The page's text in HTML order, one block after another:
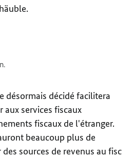
désormais décidé facilitera
aux services fiscaux
fiscaux de l'étranger.
beaucoup plus de
sources de revenus au fisc